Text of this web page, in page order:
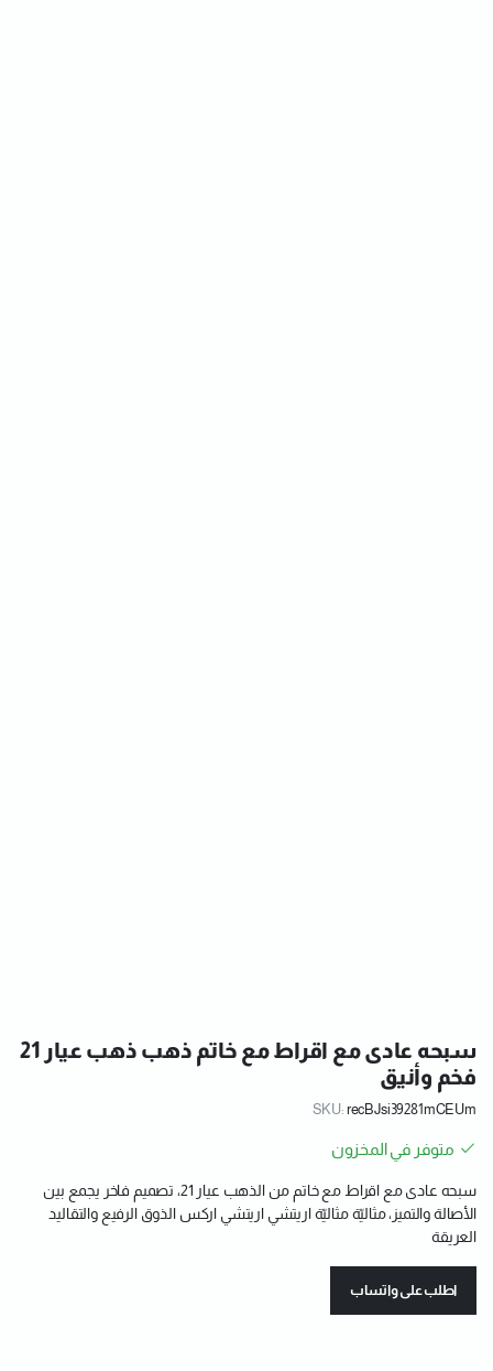
سبحه عادى مع اقراط مع خاتم ذهب ذهب عيار 21
فخم وأنيق
SKU: recBJsi39281mCEUm
متوفر في المخزون
سبحه عادى مع اقراط مع خاتم من الذهب عيار 21، تصميم فاخر يجمع بين
الأصالة والتميز، مثاليّة مثاليّة اريتشي اريتشي اركس الذوق الرفيع والتقاليد
العريقة
اطلب على واتساب